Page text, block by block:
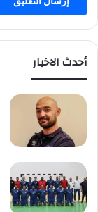
أحدث الاخبار